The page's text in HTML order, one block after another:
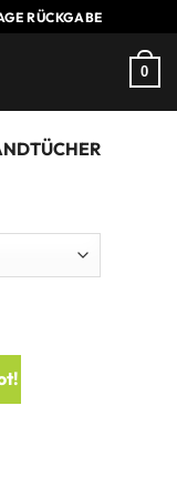
RÜCKGABE
0